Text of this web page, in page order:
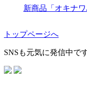
新商品「オキナ
トップページへ
SNSも元気に発信中です